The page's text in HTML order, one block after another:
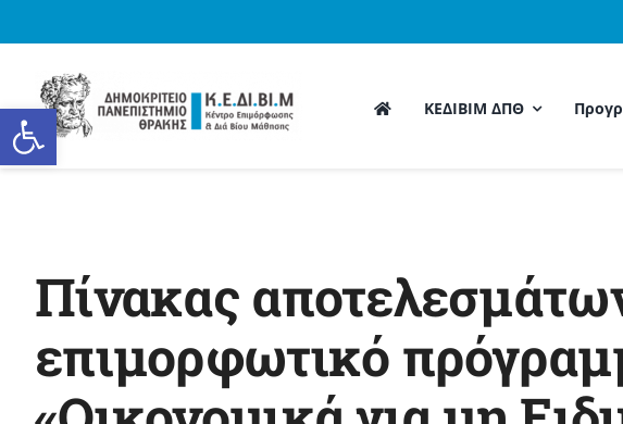
Ανοίξτε τη γραμμή εργαλείων
to
content
ΚΕΔΙΒΙΜ ΔΠΘ
Πίνακας
επιμορφωτικό